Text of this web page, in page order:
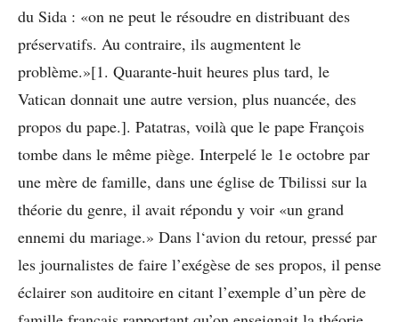
du Sida : «on ne peut le résoudre en distribuant des
préservatifs. Au contraire, ils augmentent le
problème.»[1. Quarante-huit heures plus tard, le
Vatican donnait une autre version, plus nuancée, des
propos du pape.]. Patatras, voilà que le pape François
tombe dans le même piège. Interpelé le 1e octobre par
une mère de famille, dans une église de Tbilissi sur la
théorie du genre, il avait répondu y voir «un grand
ennemi du mariage.» Dans l‘avion du retour, pressé par
les journalistes de faire l’exégèse de ses propos, il pense
éclairer son auditoire en citant l’exemple d’un père de